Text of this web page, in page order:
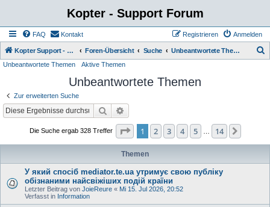
Kopter - Support Forum
FAQ Kontakt Anmelden
Registrieren
Kopter Support - von Anwendern für Anwender. Foren-Übersicht Suche Unbeantwortete Themen
Unbeantwortete Themen Aktive Themen
Unbeantwortete Themen
Zur erweiterten Suche
Suche
Die Suche ergab 328 Treffer Seite 1von 14
1 2 3 4 5 14
Themen
У який спосіб mediator.te.ua утримує свою публіку
обізнаними найсвіжіших подій країни
Letzter Beitrag von JoieReure « Mi 15. Jul 2026, 20:52
Verfasst in Information